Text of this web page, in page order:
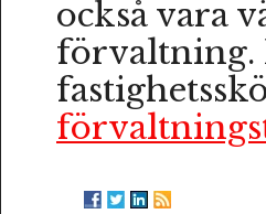
också vara
förvaltning.